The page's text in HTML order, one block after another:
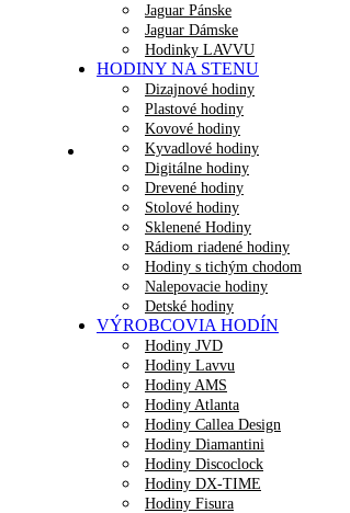
Jaguar Pánske
Jaguar Dámske
Hodinky LAVVU
HODINY NA STENU
Dizajnové hodiny
Plastové hodiny
Kovové hodiny
Kyvadlové hodiny
Digitálne hodiny
Drevené hodiny
Stolové hodiny
Sklenené Hodiny
Rádiom riadené hodiny
Hodiny s tichým chodom
Nalepovacie hodiny
Detské hodiny
VÝROBCOVIA HODÍN
Hodiny JVD
Hodiny Lavvu
Hodiny AMS
Hodiny Atlanta
Hodiny Callea Design
Hodiny Diamantini
Hodiny Discoclock
Hodiny DX-TIME
Hodiny Fisura